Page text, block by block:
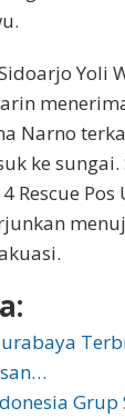
Yoli
Narno
ke
Rescue
Grup